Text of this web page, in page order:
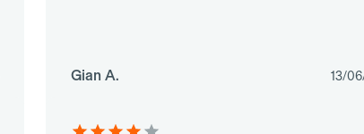
Gian A. 13/